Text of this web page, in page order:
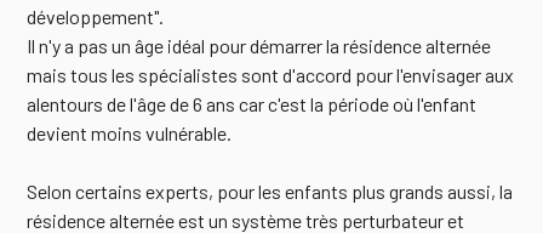
développement".
Il n'y a pas un âge idéal pour démarrer la résidence alternée
mais tous les spécialistes sont d'accord pour l'envisager aux
alentours de l'âge de 6 ans car c'est la période où l'enfant
devient moins vulnérable.
Selon certains experts, pour les enfants plus grands aussi, la
résidence alternée est un système très perturbateur et